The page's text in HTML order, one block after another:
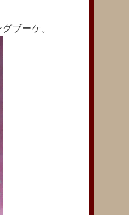
ブーケ。